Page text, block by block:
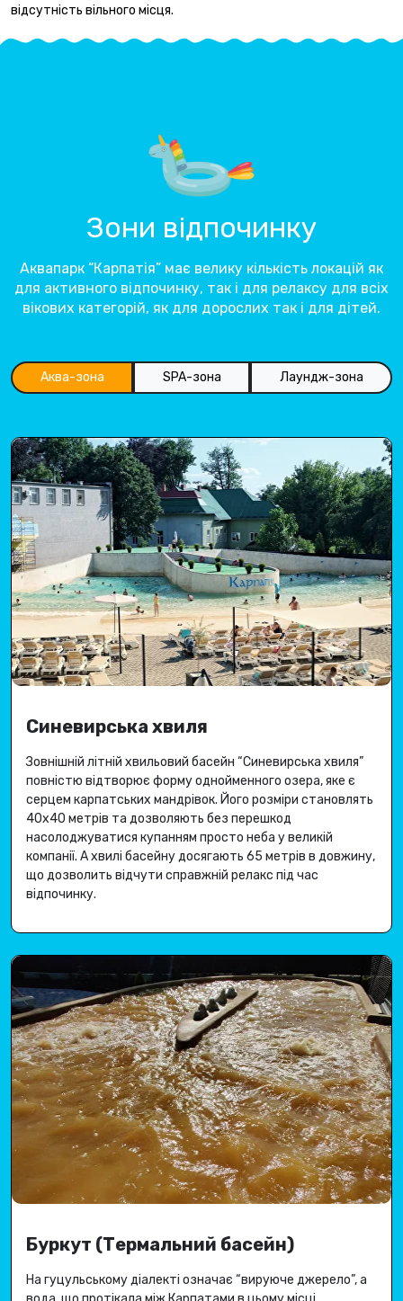
відсутність вільного місця.
Зони відпочинку
Аквапарк “Карпатія” має велику кількість локацій як
для активного відпочинку, так і для релаксу для всіх
вікових категорій, як для дорослих так і для дітей.
Аква-зона SPA-зона Лаундж-зона
Синевирська хвиля
Зовнішній літній хвильовий басейн “Синевирська хвиля”
повністю відтворює форму однойменного озера, яке є
серцем карпатських мандрівок. Його розміри становлять
40х40 метрів та дозволяють без перешкод
насолоджуватися купанням просто неба у великій
компанії. А хвилі басейну досягають 65 метрів в довжину,
що дозволить відчути справжній релакс під час
відпочинку.
Буркут (Термальний басейн)
На гуцульському діалекті означає “вируюче джерело”, а